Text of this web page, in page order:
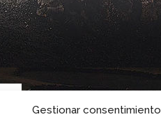
Gestionar consentimiento